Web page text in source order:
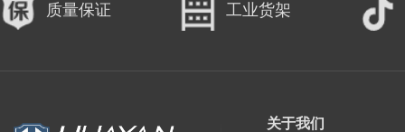
质量保证 工业货架
关于我们